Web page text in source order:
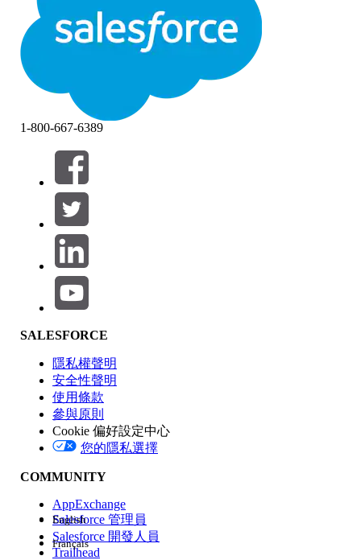
結束
篩選器 (0)
選取篩選
產品區域
功能影響
版本
經驗
1-800-667-6389
SALESFORCE
隱私權聲明
安全性聲明
使用條款
參與原則
Cookie 偏好設定中心
您的隱私選擇
COMMUNITY
AppExchange
Salesforce 管理員
Salesforce 開發人員
Trailhead
English
Français